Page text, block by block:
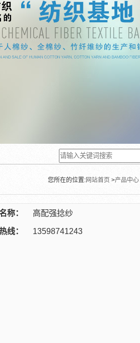
您所在的位置:网站首页 >产品中心
称： 高配强捻纱
线： 13598741243